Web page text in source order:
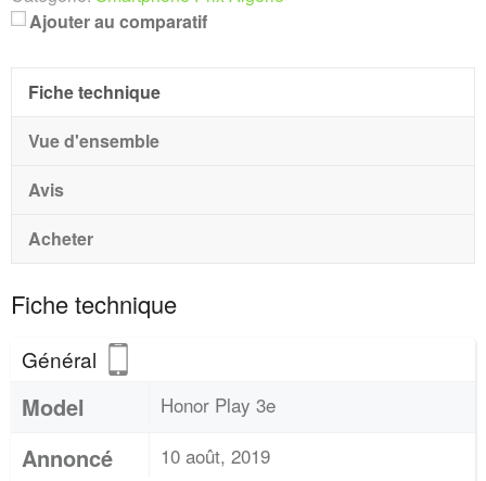
Ajouter au comparatif
Fiche technique
Vue d'ensemble
Avis
Acheter
Fiche technique
Général
Model Honor Play 3e
Annoncé 10 août, 2019